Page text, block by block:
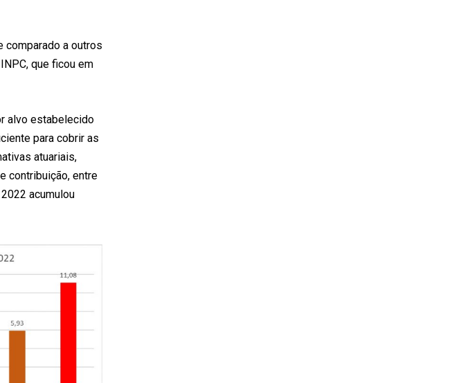
comparado a outros
que ficou em
alvo estabelecido
para cobrir as
atuariais,
contribuição, entre
acumulou